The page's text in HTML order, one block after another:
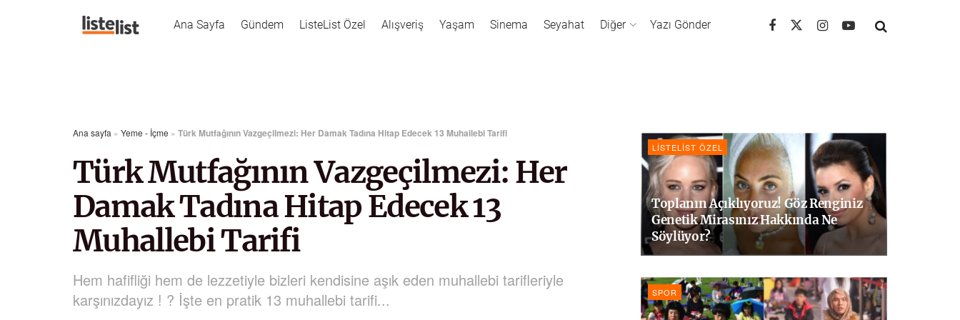
Ana Sayfa Gündem ListeList Özel Alışveriş Yaşam Sinema Seyahat Diğer Yazı Gönder
Ana sayfa » Yeme - İçme » Türk Mutfağının Vazgeçilmezi: Her Damak Tadına Hitap Edecek 13 Muhallebi Tarifi
Türk Mutfağının Vazgeçilmezi: Her
Damak Tadına Hitap Edecek 13
Muhallebi Tarifi
Hem hafifliği hem de lezzetiyle bizleri kendisine aşık eden muhallebi tarifleriyle
karşınızdayız ! ? İşte en pratik 13 muhallebi tarifi...
LISTELIST ÖZEL
Toplanın Açıklıyoruz! Göz Renginiz
Genetik Mirasınız Hakkında Ne
Söylüyor?
SPOR